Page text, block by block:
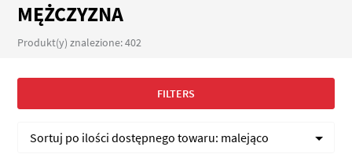
MĘŻCZYZNA
Produkt(y) znalezione: 402
FILTERS
Sortuj po ilości dostępnego towaru: malejąco